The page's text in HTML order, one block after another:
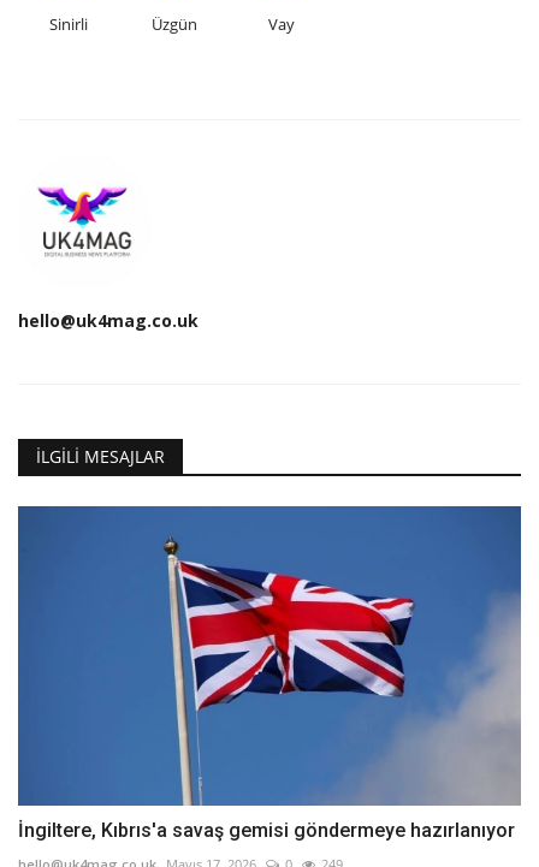
Sinirli Üzgün Vay
hello@uk4mag.co.uk
İLGILI MESAJLAR
İngiltere, Kıbrıs'a savaş gemisi göndermeye hazırlanıyor